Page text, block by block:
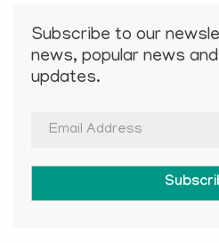
Subscribe to our
news, popular news
updates.